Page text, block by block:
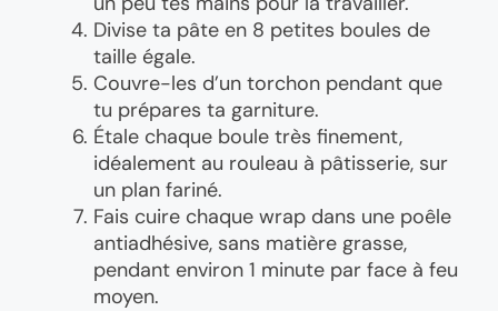
Divise ta pâte en 8 petites boules de
taille égale.
Couvre-les d’un torchon pendant que
tu prépares ta garniture.
Étale chaque boule très finement,
idéalement au rouleau à pâtisserie, sur
un plan fariné.
Fais cuire chaque wrap dans une poêle
antiadhésive, sans matière grasse,
pendant environ 1 minute par face à feu
moyen.